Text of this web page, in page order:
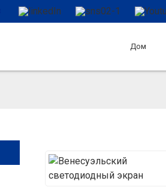
Дом